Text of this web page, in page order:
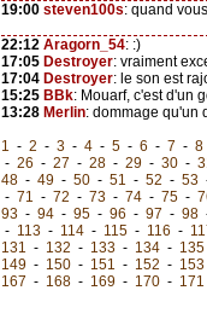
19:00 steven100s: quand
22:12 Aragorn_54: :)
17:05 Destroyer: vraiment
17:04 Destroyer: le son est
15:25 BBk: Mouarf, c'est d'un
13:28 Merlin: dommage qu'un
1 - 2 - 3 - 4 - 5 - 6 - 7 - 8
- 26 - 27 - 28 - 29 - 30 -
48 - 49 - 50 - 51 - 52 - 53
- 71 - 72 - 73 - 74 - 75 -
93 - 94 - 95 - 96 - 97 - 98
- 113 - 114 - 115 - 116 -
131 - 132 - 133 - 134 - 135
149 - 150 - 151 - 152 - 153
167 - 168 - 169 - 170 - 171